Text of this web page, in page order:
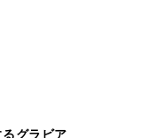
グラビア